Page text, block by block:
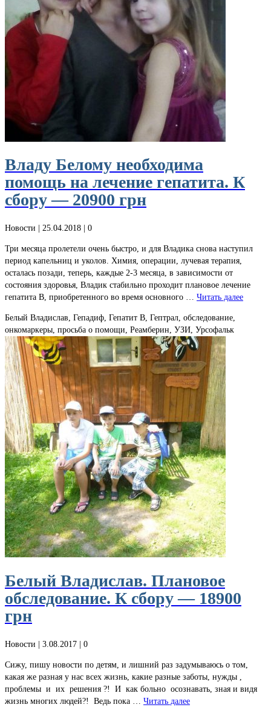
Владу Белому необходима
помощь на лечение гепатита. К
сбору — 20900 грн
Новости | 25.04.2018 | 0
Три месяца пролетели очень быстро, и для Владика снова наступил
период капельниц и уколов. Химия, операции, лучевая терапия,
осталась позади, теперь, каждые 2-3 месяца, в зависимости от
состояния здоровья, Владик стабильно проходит плановое лечение
гепатита В, приобретенного во время основного … Читать далее
Белый Владислав, Гепадиф, Гепатит В, Гептрал, обследование,
онкомаркеры, просьба о помощи, Реамберин, УЗИ, Урсофальк
Белый Владислав. Плановое
обследование. К сбору — 18900
грн
Новости | 3.08.2017 | 0
Сижу, пишу новости по детям, и лишний раз задумываюсь о том,
какая же разная у нас всех жизнь, какие разные заботы, нужды ,
проблемы и их решения ?! И как больно осознавать, зная и видя
жизнь многих людей?! Ведь пока … Читать далее